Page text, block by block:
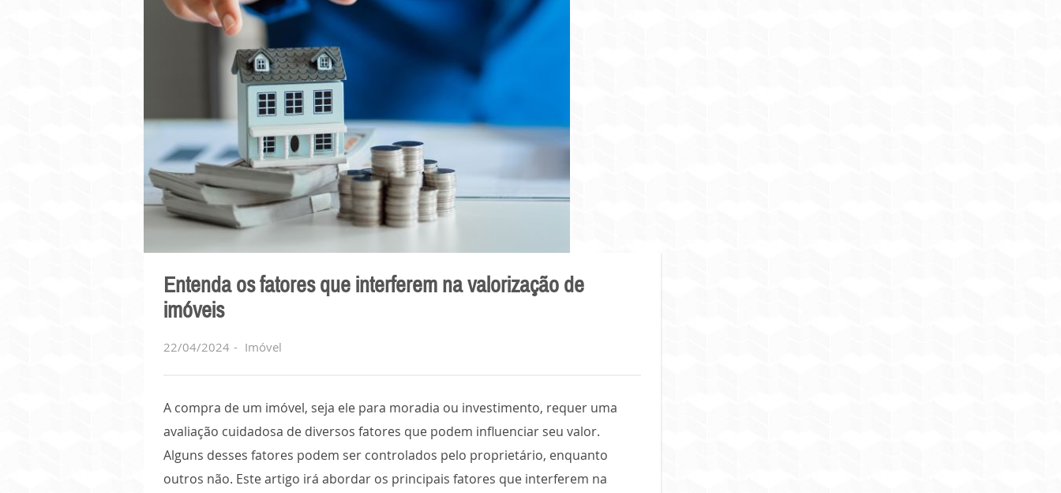
Entenda os fatores que interferem na valorização de
imóveis
22/04/2024 Imóvel
A compra de um imóvel, seja ele para moradia ou investimento, requer uma
avaliação cuidadosa de diversos fatores que podem influenciar seu valor.
Alguns desses fatores podem ser controlados pelo proprietário, enquanto
outros não. Este artigo irá abordar os principais fatores que interferem na